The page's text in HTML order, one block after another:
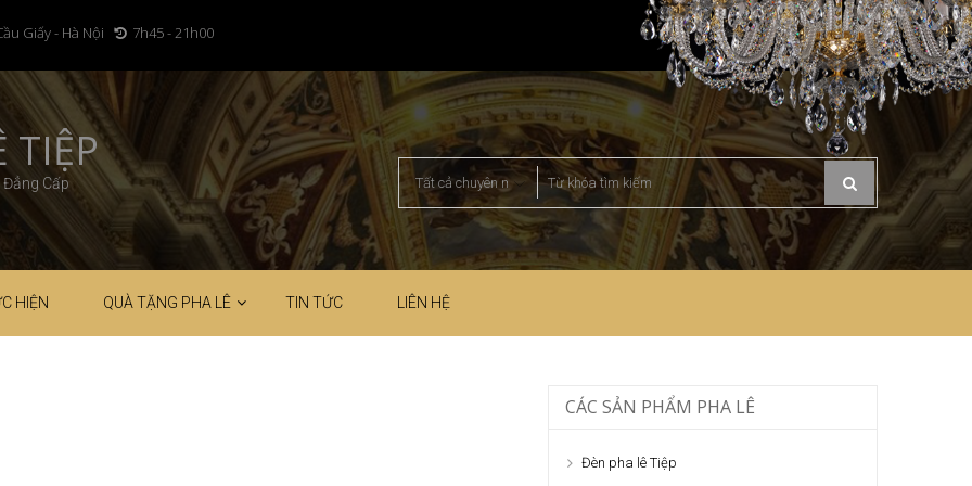
Giấy - Hà Nội 7h45 - 21h00
TIỆP
Cấp
HIỆN QUÀ TẶNG PHA LÊ TIN TỨC LIÊN HỆ
CÁC SẢN PHẨM PHA LÊ
Đèn pha lê Tiệp